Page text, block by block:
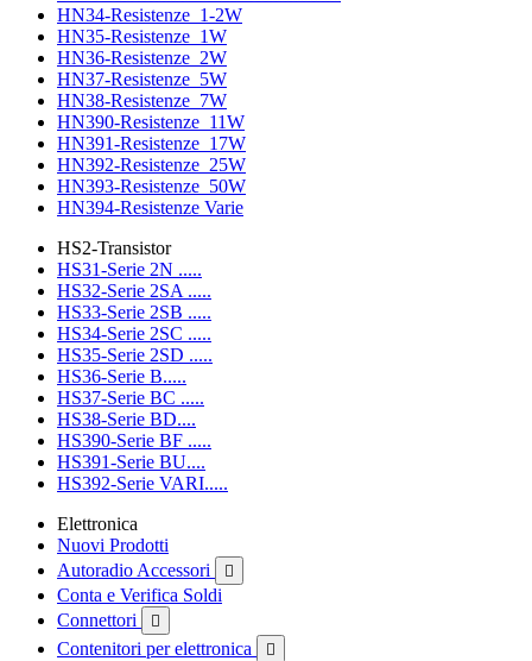
HN34-Resistenze_1-2W
HN35-Resistenze_1W
HN36-Resistenze_2W
HN37-Resistenze_5W
HN38-Resistenze_7W
HN390-Resistenze_11W
HN391-Resistenze_17W
HN392-Resistenze_25W
HN393-Resistenze_50W
HN394-Resistenze Varie
HS2-Transistor
HS31-Serie 2N .....
HS32-Serie 2SA .....
HS33-Serie 2SB .....
HS34-Serie 2SC .....
HS35-Serie 2SD .....
HS36-Serie B.....
HS37-Serie BC .....
HS38-Serie BD....
HS390-Serie BF .....
HS391-Serie BU....
HS392-Serie VARI.....
Elettronica
Nuovi Prodotti
Autoradio Accessori

Conta e Verifica Soldi
Connettori

Contenitori per elettronica 